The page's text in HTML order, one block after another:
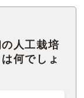
人工栽培
何でしょ